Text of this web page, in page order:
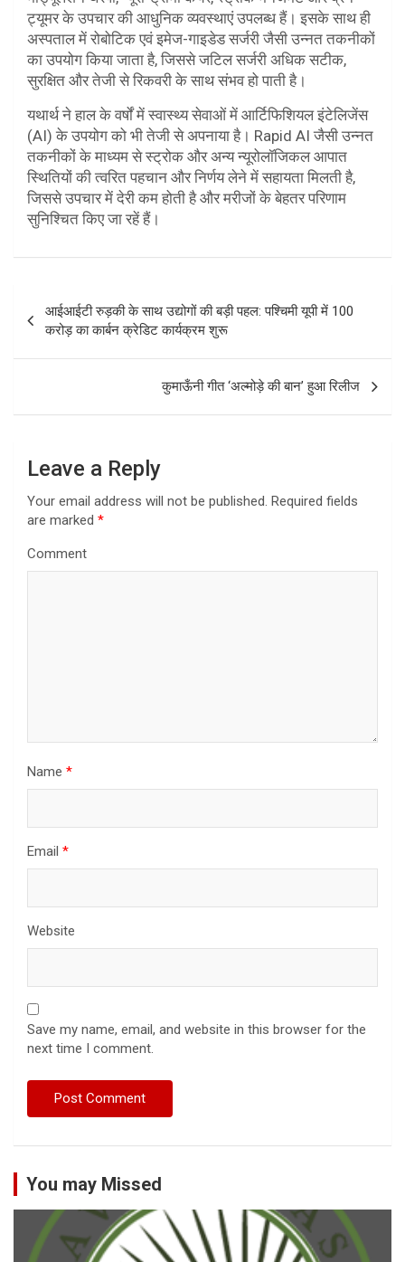
ट्यूमर के उपचार की आधुनिक व्यवस्थाएं उपलब्ध हैं। इसके साथ ही
अस्पताल में रोबोटिक एवं इमेज-गाइडेड सर्जरी जैसी उन्नत तकनीकों
का उपयोग किया जाता है, जिससे जटिल सर्जरी अधिक सटीक,
सुरक्षित और तेजी से रिकवरी के साथ संभव हो पाती है।
यथार्थ ने हाल के वर्षों में स्वास्थ्य सेवाओं में आर्टिफिशियल इंटेलिजेंस
(AI) के उपयोग को भी तेजी से अपनाया है। Rapid AI जैसी उन्नत
तकनीकों के माध्यम से स्ट्रोक और अन्य न्यूरोलॉजिकल आपात
स्थितियों की त्वरित पहचान और निर्णय लेने में सहायता मिलती है,
जिससे उपचार में देरी कम होती है और मरीजों के बेहतर परिणाम
सुनिश्चित किए जा रहें हैं।
s
n
आईआईटी रुड़की के साथ उद्योगों की बड़ी पहल: पश्चिमी यूपी में 100
करोड़ का कार्बन क्रेडिट कार्यक्रम शुरू
कुमाऊँनी गीत ‘अल्मोड़े की बान’ हुआ रिलीज
Leave a Reply
Your email address will not be published. Required fields
are marked *
Comment
Name *
Email *
Website
Save my name, email, and website in this browser for the
next time I comment.
You may Missed